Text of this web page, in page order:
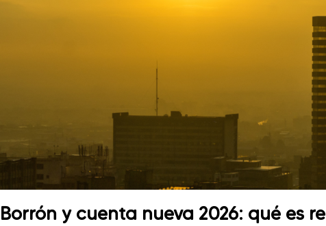
Borrón y cuenta nueva 2026: qué es